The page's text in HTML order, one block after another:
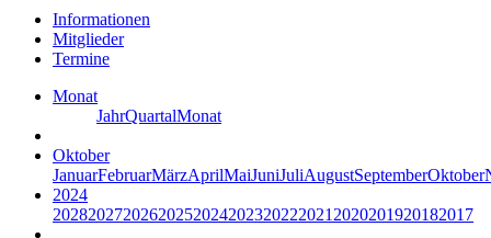
Informationen
Mitglieder
Termine
Monat
JahrQuartalMonat
Oktober
JanuarFebruarMärzAprilMaiJuniJuliAugustSeptemberOktober
2024
20282027202620252024202320222021 2020201920182017